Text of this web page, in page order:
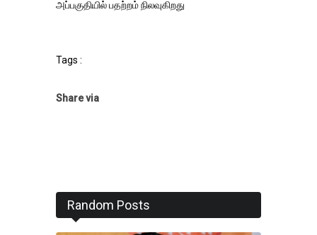
அப்பகுதியில் பதற்றம் நிலவுகிறது
Tags :
Share via
Random Posts